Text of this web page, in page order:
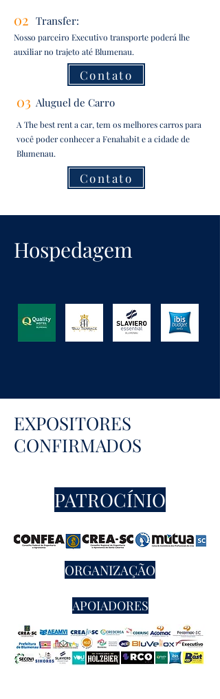
02 Transfer:
Nosso parceiro Executivo transporte poderá lhe
auxiliar no trajeto até Blumenau.
Contato
03 Aluguel de Carro
A The best rent a car, tem os melhores carros para
você poder conhecer a Fenahabit e a cidade de
Blumenau.
Contato
Hospedagem
EXPOSITORES
CONFIRMADOS
PATROCÍNIO
ORGANIZAÇÃO
APOIADORES